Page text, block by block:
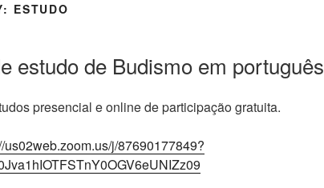
ESTUDO
estudo de Budismo em português
presencial e online de participação gratuita.
us02web.zoom.us/j/87690177849?